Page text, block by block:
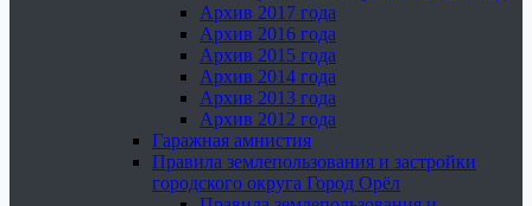
Архив 2017 года
Архив 2016 года
Архив 2015 года
Архив 2014 года
Архив 2013 года
Архив 2012 года
Гаражная амнистия
Правила землепользования и застройки
городского округа Город Орёл